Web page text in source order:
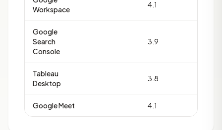
Workspace
4.1
Google
Search
Console
3.9
Tableau
Desktop
3.8
Google Meet 4.1